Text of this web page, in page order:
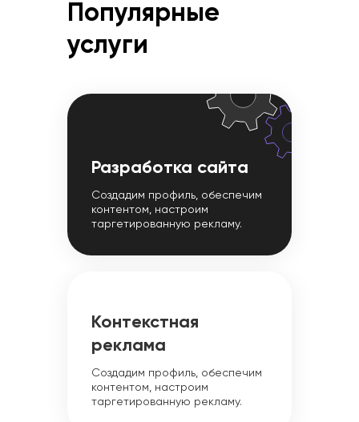
Популярные
услуги
Разработка сайта
Создадим профиль, обеспечим
контентом, настроим
таргетированную рекламу.
Контекстная
реклама
Создадим профиль, обеспечим
контентом, настроим
таргетированную рекламу.